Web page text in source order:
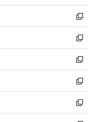
開
く
ウ
で
開
く
ン
ド
ウ
で
開
く
ウ
ィ
ン
ド
ウ
で
開
く
新
し
い
ウ
ィ
ン
ド
ウ
で
開
新
し
い
ウ
ィ
ン
ド
ウ
新
し
い
ウ
ィ
ン
新
し
い
ウ
新
し